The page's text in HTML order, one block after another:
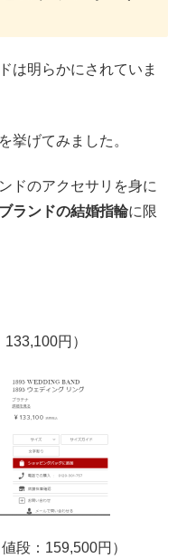
は明らかにされていま
挙げてみました。
ドのアクセサリを身に
ランドの結婚指輪に限
円）
段：159,500円）